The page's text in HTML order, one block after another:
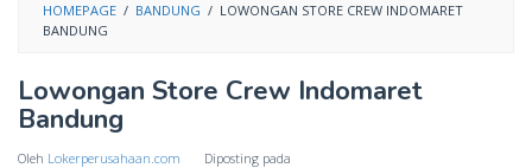
HOMEPAGE / BANDUNG / LOWONGAN STORE CREW INDOMARET
BANDUNG
Lowongan Store Crew Indomaret
Bandung
Oleh Lokerperusahaan.com Diposting pada